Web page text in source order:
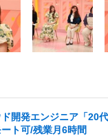
開発エンジニア「20
ト可/残業月6時間